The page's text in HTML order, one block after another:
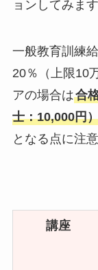
ョンしてみます
一般教育訓練
20％（上限10
アの場合は合
士：10,000円
となる点に注
講座